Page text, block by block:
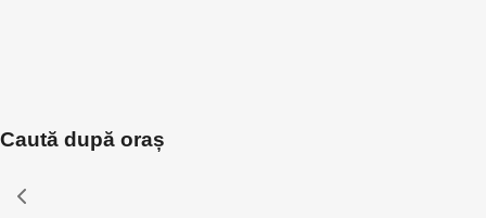
Caută după oraș